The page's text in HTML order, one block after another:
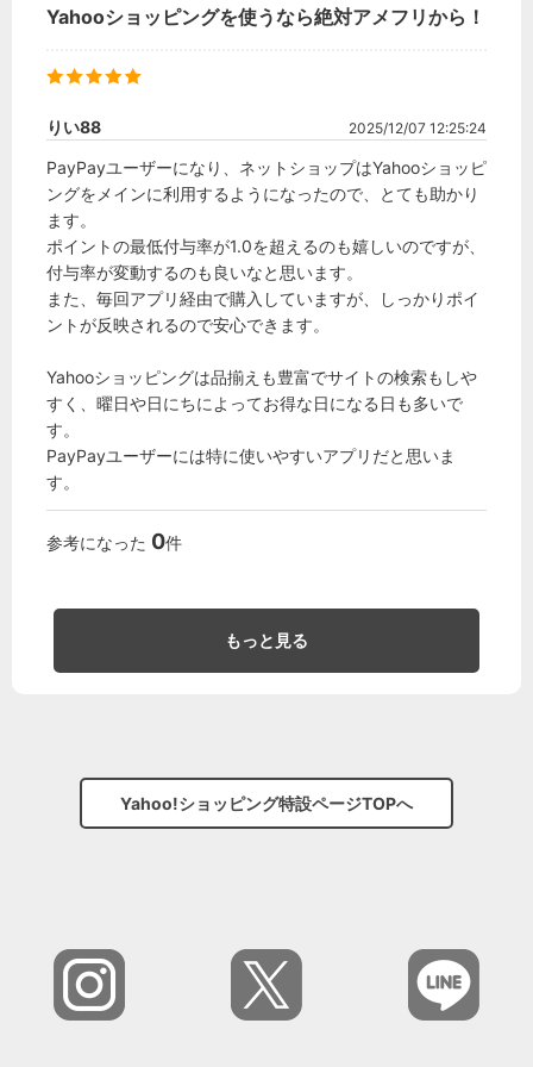
Yahooショッピングを使うなら絶対アメフリから！
りい88 2025/12/07 12:25:24
PayPayユーザーになり、ネットショップはYahooショッピ
ングをメインに利用するようになったので、とても助かり
ます。
ポイントの最低付与率が1.0を超えるのも嬉しいのですが、
付与率が変動するのも良いなと思います。
また、毎回アプリ経由で購入していますが、しっかりポイ
ントが反映されるので安心できます。
Yahooショッピングは品揃えも豊富でサイトの検索もしや
すく、曜日や日にちによってお得な日になる日も多いで
す。
PayPayユーザーには特に使いやすいアプリだと思いま
す。
参考になった 0件
もっと見る
Yahoo!ショッピング特設ページTOPへ